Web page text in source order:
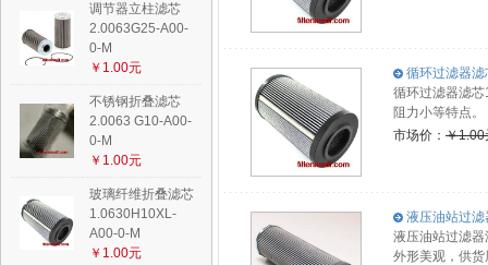
调节器立柱滤芯
2.0063G25-A00-
0-M
￥1.00元
不锈钢折叠滤芯
2.0063 G10-A00-
0-M
￥1.00元
玻璃纤维折叠滤芯
1.0630H10XL-
A00-0-M
￥1.00元
循环过滤器
循环过滤器滤
阻力小等特点。
市场价： ￥1.00
液压油站过
液压油站过滤
外形美观，供